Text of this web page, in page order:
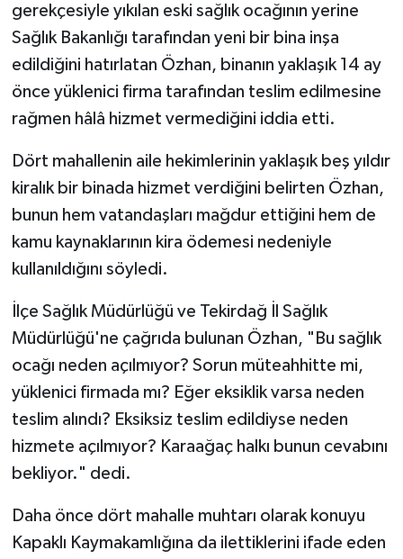
gerekçesiyle yıkılan eski sağlık ocağının yerine
Sağlık Bakanlığı tarafından yeni bir bina inşa
edildiğini hatırlatan Özhan, binanın yaklaşık 14 ay
önce yüklenici firma tarafından teslim edilmesine
rağmen hâlâ hizmet vermediğini iddia etti.
Dört mahallenin aile hekimlerinin yaklaşık beş yıldır
kiralık bir binada hizmet verdiğini belirten Özhan,
bunun hem vatandaşları mağdur ettiğini hem de
kamu kaynaklarının kira ödemesi nedeniyle
kullanıldığını söyledi.
İlçe Sağlık Müdürlüğü ve Tekirdağ İl Sağlık
Müdürlüğü'ne çağrıda bulunan Özhan, "Bu sağlık
ocağı neden açılmıyor? Sorun müteahhitte mi,
yüklenici firmada mı? Eğer eksiklik varsa neden
teslim alındı? Eksiksiz teslim edildiyse neden
hizmete açılmıyor? Karaağaç halkı bunun cevabını
bekliyor." dedi.
Daha önce dört mahalle muhtarı olarak konuyu
Kapaklı Kaymakamlığına da ilettiklerini ifade eden